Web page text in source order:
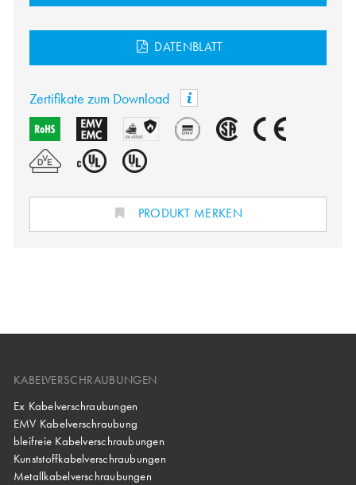
DATENBLATT
Zertifikate zum Download
PRODUKT MERKEN
KABELVERSCHRAUBUNGEN
Ex Kabelverschraubungen
EMV Kabelverschraubung
bleifreie Kabelverschraubungen
Kunststoffkabelverschraubungen
Metallkabelverschraubungen